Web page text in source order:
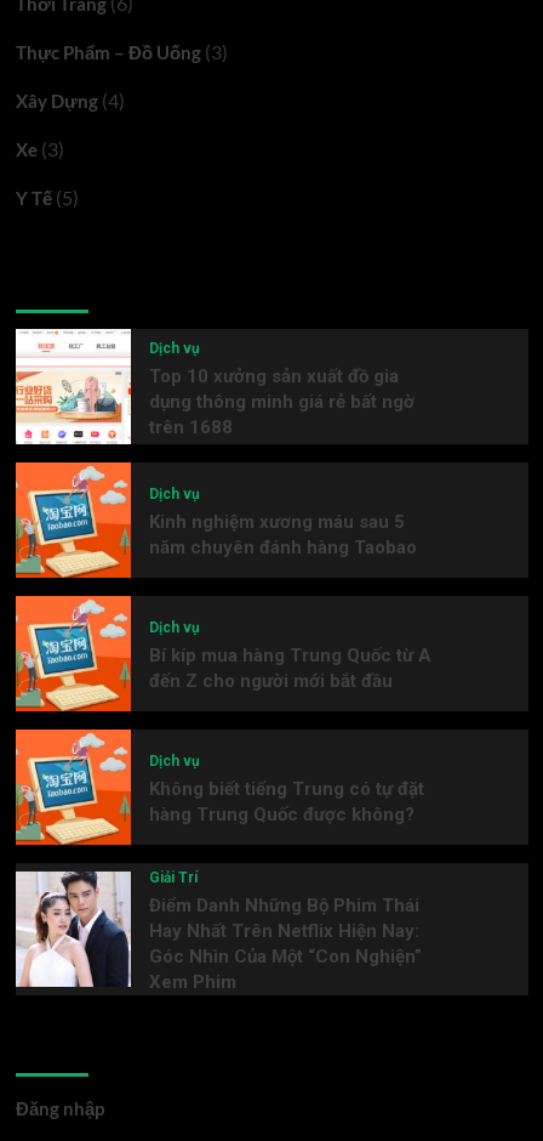
Thực Phẩm – Đồ Uống(3)
Xây Dựng(4)
Xe(3)
Y Tế(5)
Dịch vụ
Top 10 xưởng sản xuất đồ gia
dụng thông minh giá rẻ bất ngờ
trên 1688
Dịch vụ
Kinh nghiệm xương máu sau 5
năm chuyên đánh hàng Taobao
Dịch vụ
Bí kíp mua hàng Trung Quốc từ A
đến Z cho người mới bắt đầu
Dịch vụ
Không biết tiếng Trung có tự đặt
hàng Trung Quốc được không?
Giải Trí
Điểm Danh Những Bộ Phim Thái
Hay Nhất Trên Netflix Hiện Nay:
Góc Nhìn Của Một “Con Nghiện”
Xem Phim
Đăng nhập